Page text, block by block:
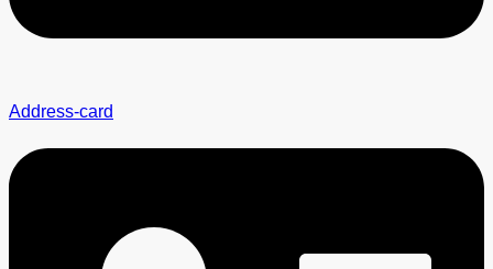
Address-card